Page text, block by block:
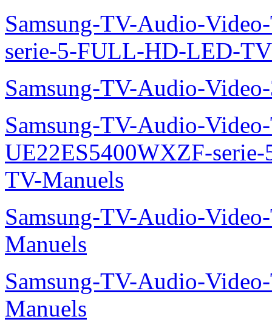
Samsung-TV-Audio-
serie-5-FULL-HD-LED-
Samsung-TV-Audio-
Samsung-TV-Audio-
UE22ES5400WXZF-
TV-Manuels
Samsung-TV-Audio-
Manuels
Samsung-TV-Audio-
Manuels